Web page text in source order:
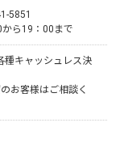
5851
ら19：00まで
キャッシュレス決
お客様はご相談く